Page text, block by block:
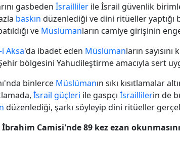
gasbeden İsrailliler ile İsrail güvenlik
baskın düzenlediği ve dini ritüeller yaptığı
ve Müslümanların camiye girişinin
Aksa'da ibadet eden Müslümanların
bölgesini Yahudileştirme amacıyla sert
binlerce Müslümanın sıkı kısıtlamalar
İsrail güçleri ile gaspçı İsraillilerin de
düzenlediği, şarkı söyleyip dini ritüeller
Camisi'nde 89 kez ezan